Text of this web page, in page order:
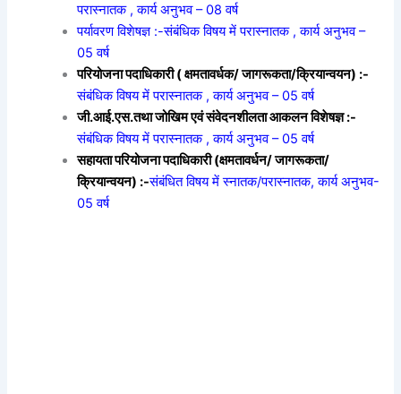
परास्नातक , कार्य अनुभव – 08 वर्ष
पर्यावरण विशेषज्ञ :-संबंधिक विषय में परास्नातक , कार्य अनुभव –
05 वर्ष
परियोजना पदाधिकारी ( क्षमतावर्धक/ जागरूकता/क्रियान्वयन) :-
संबंधिक विषय में परास्नातक , कार्य अनुभव – 05 वर्ष
जी.आई.एस.तथा जोखिम एवं संवेदनशीलता आकलन विशेषज्ञ :-
संबंधिक विषय में परास्नातक , कार्य अनुभव – 05 वर्ष
सहायता परियोजना पदाधिकारी (क्षमतावर्धन/ जागरूकता/
क्रियान्वयन) :-संबंधित विषय में स्नातक/परास्नातक, कार्य अनुभव-
05 वर्ष